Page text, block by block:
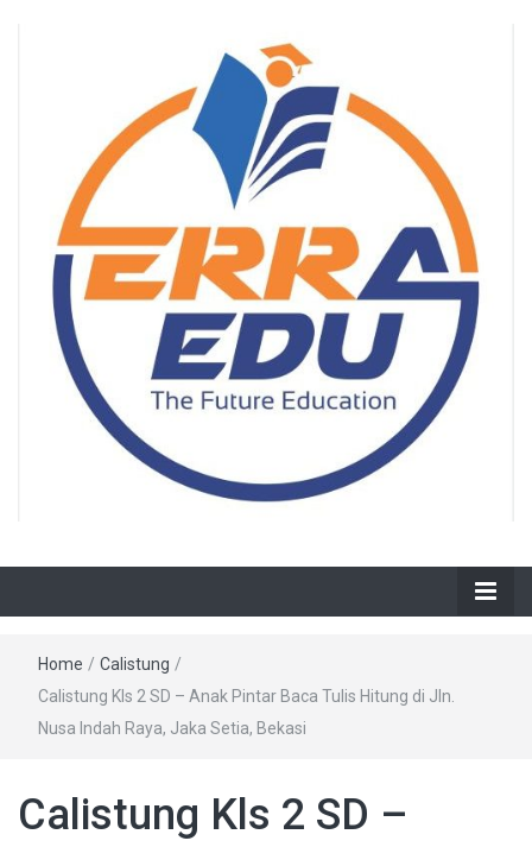
Home / Calistung /
Calistung Kls 2 SD – Anak Pintar Baca Tulis Hitung di Jln.
Nusa Indah Raya, Jaka Setia, Bekasi
Calistung Kls 2 SD –